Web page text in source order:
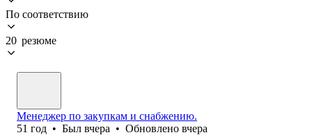
По соответствию
20 резюме
Менеджер по закупкам и снабжению.
51 год • Был вчера • Обновлено вчера